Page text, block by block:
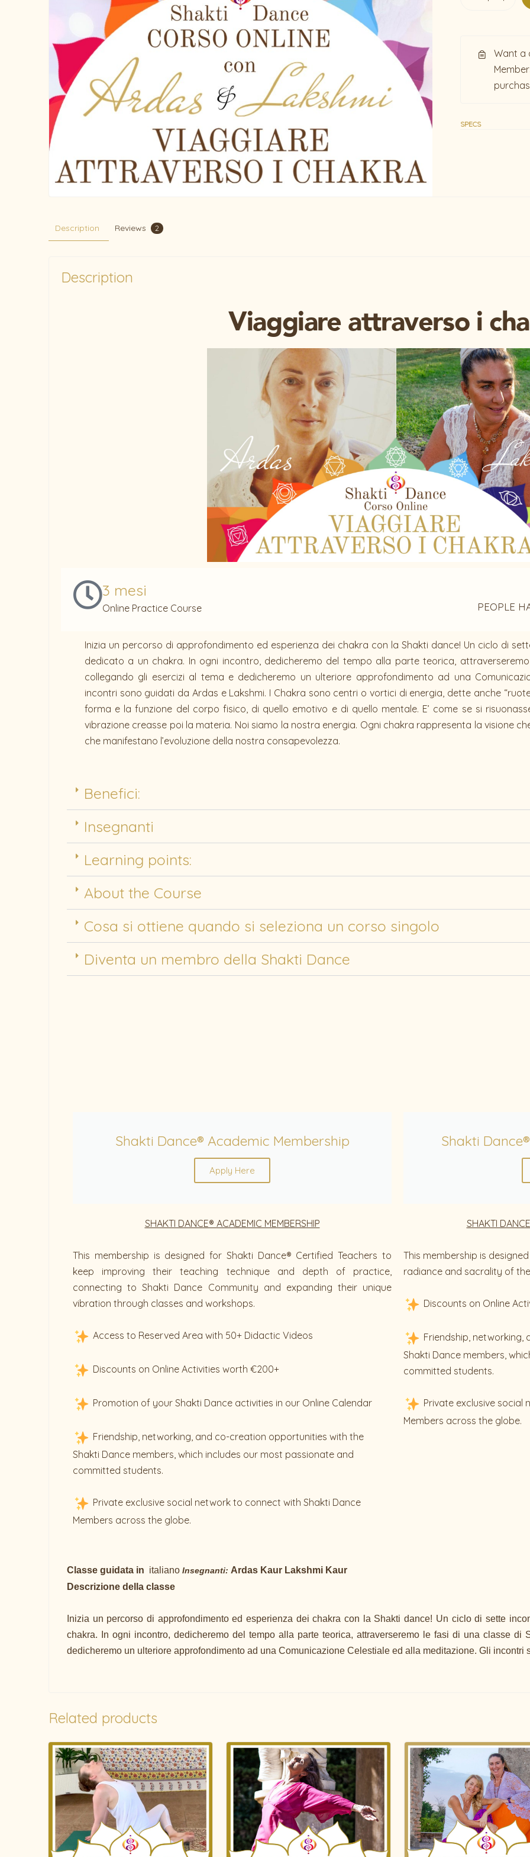
Want a
SPECS
Description Reviews 2
Description
Viaggiare attraverso i
3 mesi
Online Practice Course PEOPLE
Inizia un percorso di approfondimento ed esperienza dei chakra con la Shakti dance! Un ciclo di
dedicato a un chakra. In ogni incontro, dedicheremo del tempo alla parte teorica,
collegando gli esercizi al tema e dedicheremo un ulteriore approfondimento ad una
incontri sono guidati da Ardas e Lakshmi. I Chakra sono centri o vortici di energia, dette anche
forma e la funzione del corpo fisico, di quello emotivo e di quello mentale. E’ come se si
vibrazione creasse poi la materia. Noi siamo la nostra energia. Ogni chakra rappresenta la visione
che manifestano l’evoluzione della nostra consapevolezza.
Benefici:
Insegnanti
Learning points:
About the Course
Cosa si ottiene quando si seleziona un corso singolo
Diventa un membro della Shakti Dance
Shakti Dance® Academic Membership
Apply Here
SHAKTI DANCE® ACADEMIC MEMBERSHIP
This membership is designed for Shakti Dance® Certified Teachers to
keep improving their teaching technique and depth of practice,
connecting to Shakti Dance Community and expanding their unique
vibration through classes and workshops.
Access to Reserved Area with 50+ Didactic Videos
Discounts on Online Activities worth €200+
Promotion of your Shakti Dance activities in our Online Calendar
Friendship, networking, and co-creation opportunities with the
Shakti Dance members, which includes our most passionate and
committed students.
Private exclusive social network to connect with Shakti Dance
Members across the globe.
Shakti
SHAKTI
This membership is
radiance and sacrality of
Discounts on Online
Friendship,
Shakti Dance members,
committed students.
Private exclusive social
Members across the globe.
Classe guidata in italiano Insegnanti: Ardas Kaur Lakshmi Kaur
Descrizione della classe
Inizia un percorso di approfondimento ed esperienza dei chakra con la Shakti dance! Un ciclo di sette
chakra. In ogni incontro, dedicheremo del tempo alla parte teorica, attraverseremo le fasi di una classe
dedicheremo un ulteriore approfondimento ad una Comunicazione Celestiale ed alla meditazione. Gli incontri
Related products